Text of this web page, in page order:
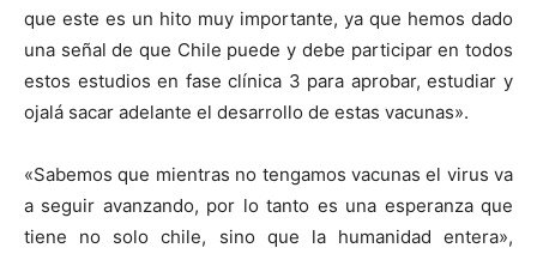
que este es un hito muy importante, ya que hemos dado
una señal de que Chile puede y debe participar en todos
estos estudios en fase clínica 3 para aprobar, estudiar y
ojalá sacar adelante el desarrollo de estas vacunas».
«Sabemos que mientras no tengamos vacunas el virus va
a seguir avanzando, por lo tanto es una esperanza que
tiene no solo chile, sino que la humanidad entera»,